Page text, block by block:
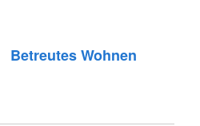
Betreutes Wohnen